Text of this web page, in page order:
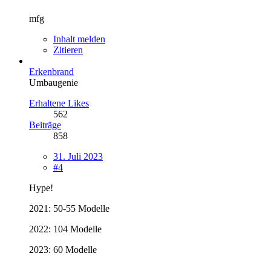
mfg
Inhalt melden
Zitieren
Erkenbrand
Umbaugenie
Erhaltene Likes
562
Beiträge
858
31. Juli 2023
#4
Hype!
2021: 50-55 Modelle
2022: 104 Modelle
2023: 60 Modelle